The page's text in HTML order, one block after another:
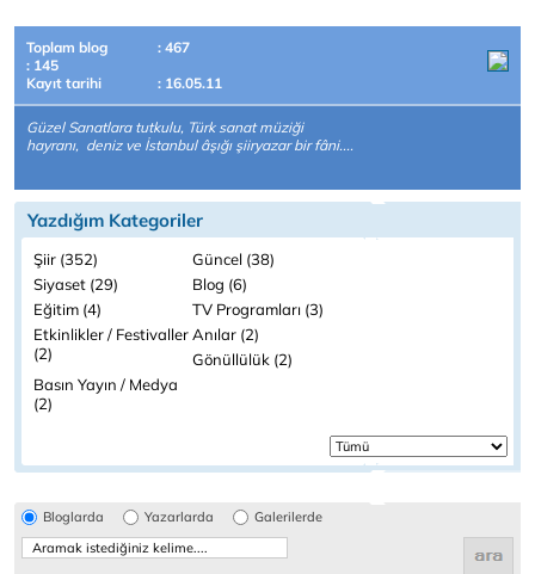
Toplam blog
: 467
: 145
Kayıt tarihi
: 16.05.11
Güzel Sanatlara tutkulu, Türk sanat müziği
hayranı, deniz ve İstanbul âşığı şiiryazar bir fâni....
Yazdığım Kategoriler
Şiir (352)
Güncel (38)
Siyaset (29)
Blog (6)
Eğitim (4)
TV Programları (3)
Etkinlikler / Festivaller
(2)
Anılar (2)
Gönüllülük (2)
Basın Yayın / Medya
(2)
Bloglarda Yazarlarda Galerilerde